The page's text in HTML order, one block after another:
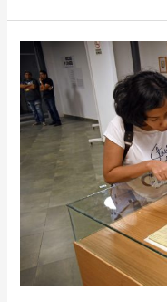
En
Ecuador
se
lee
un
libro
completo
escucha
reguetón,